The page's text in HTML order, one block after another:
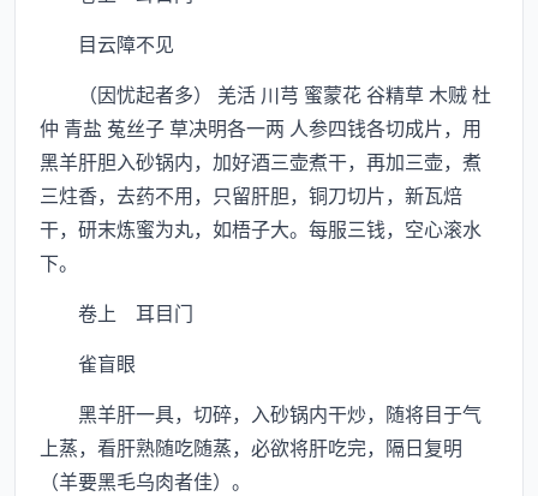
目云障不见
（因忧起者多） 羌活 川芎 蜜蒙花 谷精草 木贼 杜
仲 青盐 菟丝子 草决明各一两 人参四钱各切成片，用
黑羊肝胆入砂锅内，加好酒三壶煮干，再加三壶，煮
三炷香，去药不用，只留肝胆，铜刀切片，新瓦焙
干，研末炼蜜为丸，如梧子大。每服三钱，空心滚水
下。
卷上 耳目门
雀盲眼
黑羊肝一具，切碎，入砂锅内干炒，随将目于气
上蒸，看肝熟随吃随蒸，必欲将肝吃完，隔日复明
（羊要黑毛乌肉者佳）。